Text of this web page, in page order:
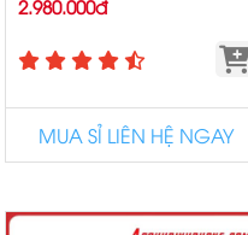
2.980.000đ
MUA SỈ LIÊN HỆ NGAY